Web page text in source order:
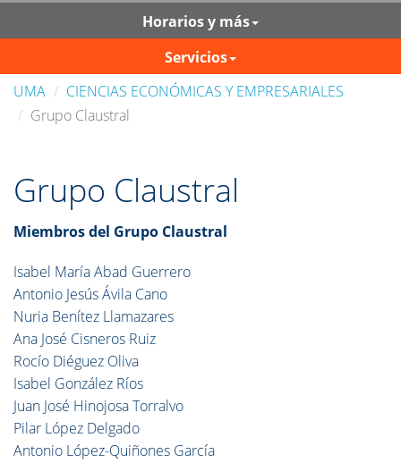
Horarios y más
Servicios
UMA
CIENCIAS ECONÓMICAS Y EMPRESARIALES
Grupo Claustral
Grupo Claustral
Miembros del Grupo Claustral
Isabel María Abad Guerrero
Antonio Jesús Ávila Cano
Nuria Benítez Llamazares
Ana José Cisneros Ruiz
Rocío Diéguez Oliva
Isabel González Ríos
Juan José Hinojosa Torralvo
Pilar López Delgado
Antonio López-Quiñones García